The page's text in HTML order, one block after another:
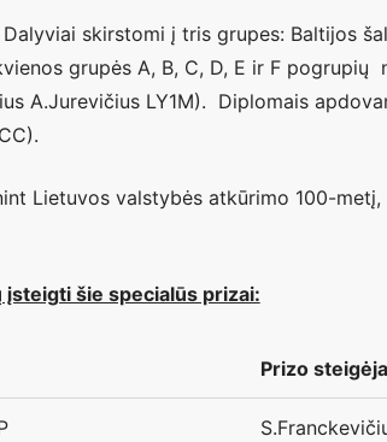
Dalyviai skirstomi į tris grupes: Baltijos
grupės A, B, C, D, E ir F pogrupių
A.Jurevičius LY1M). Diplomais
Lietuvos valstybės atkūrimo 100-
šie specialūs prizai:
Prizo